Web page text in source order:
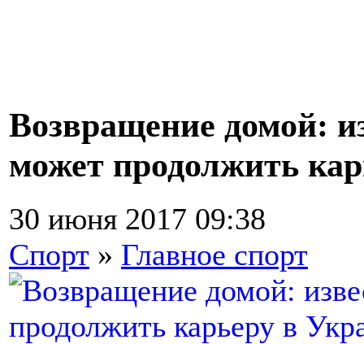
Возвращение домой:
может продолжить
30 июня 2017 09:38
Спорт » Главное спорт